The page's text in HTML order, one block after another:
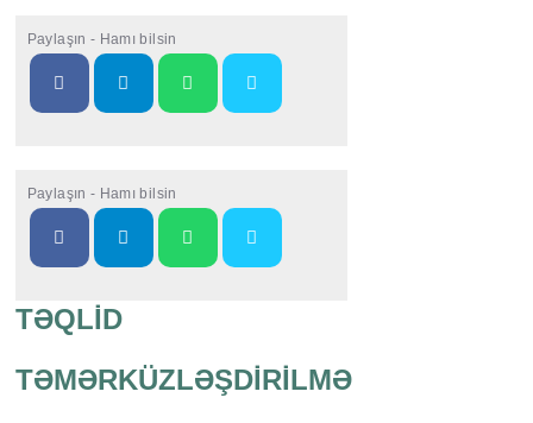
Paylaşın - Hamı bilsin
Paylaşın - Hamı bilsin
TƏQLİD
TƏMƏRKÜZLƏŞDİRİLMƏ